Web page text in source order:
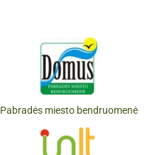
Pabradės miesto bendruomenė